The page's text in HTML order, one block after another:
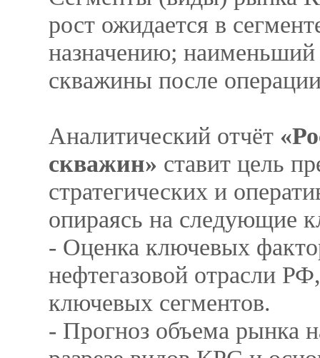
рост ожидается в
назначению;
скважины после
Аналитический отчёт
скважин» ставит цель
стратегических и
опираясь на следующие
- Оценка ключевых
нефтегазовой отрасли
ключевых сегментов.
- Прогноз объема рынка